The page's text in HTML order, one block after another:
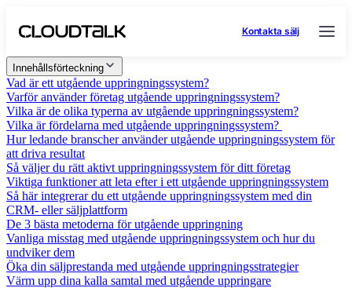
Kontakta sälj
Innehållsförteckning
Vad är ett utgående uppringningssystem?
Varför använder företag utgående uppringningssystem?
Vilka är de olika typerna av utgående uppringningssystem?
Vilka är fördelarna med utgående uppringningssystem?
Hur ledande branscher använder utgående uppringningssystem för
att driva resultat
Så väljer du rätt aktivt uppringningssystem för ditt företag
Viktiga funktioner att leta efter i ett utgående uppringningssystem
Så här integrerar du ett utgående uppringningssystem med din
CRM- eller säljplattform
De 3 bästa metoderna för utgående uppringning
Vanliga misstag med utgående uppringningssystem och hur du
undviker dem
Öka din säljprestanda med utgående uppringningsstrategier
Värm upp dina kalla samtal med utgående uppringare